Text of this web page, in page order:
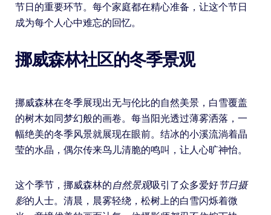
节日的重要环节。每个家庭都在精心准备，让这个节日
成为每个人心中难忘的回忆。
挪威森林社区的冬季景观
挪威森林在冬季展现出无与伦比的自然美景，白雪覆盖
的树木如同梦幻般的画卷。每当阳光透过薄雾洒落，一
幅绝美的冬季风景就展现在眼前。结冰的小溪流淌着晶
莹的水晶，偶尔传来鸟儿清脆的鸣叫，让人心旷神怡。
这个季节，挪威森林的自然景观吸引了众多爱好节日摄
影的人士。清晨，晨雾轻绕，松树上的白雪闪烁着微